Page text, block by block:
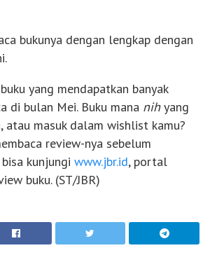
bukunya dengan lengkap dengan
yang mendapatkan banyak
di bulan Mei. Buku mana nihyang
atau masuk dalam wishlist kamu?
review-nya sebelum
kunjungi www.jbr.id, portal
buku. (ST/JBR)